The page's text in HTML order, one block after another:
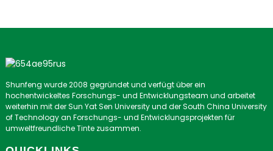
Shunfeng wurde 2008 gegründet und verfügt über ein
hochentwickeltes Forschungs- und Entwicklungsteam und arbeitet
weiterhin mit der Sun Yat Sen University und der South China University
of Technology an Forschungs- und Entwicklungsprojekten für
umweltfreundliche Tinte zusammen.